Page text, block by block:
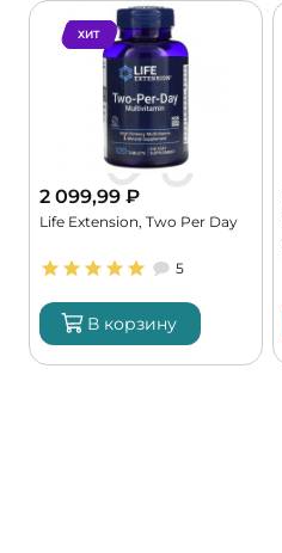
ХИТ
2 099,99 ₽
Life Extension, Two Per Day
5
В корзину